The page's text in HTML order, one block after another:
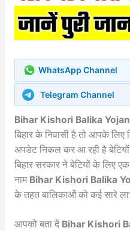
WhatsApp Channel
Telegram Channel
Bihar Kishori Balika
बिहार के निवासी है तो आपके
अपडेट निकल कर आ रही है
बिहार सरकार ने बेटियों के लिए
नाम Bihar Kishori Balika
के तहत बालिकाओं को कई सारे
आपको बता दें Bihar Kishori